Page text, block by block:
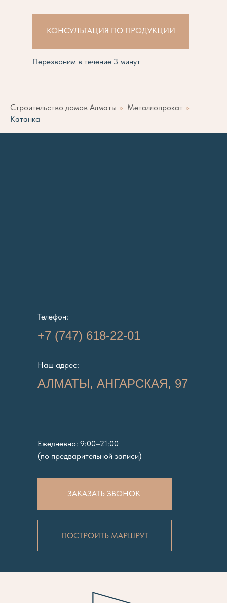
КОНСУЛЬТАЦИЯ ПО ПРОДУКЦИИ
Перезвоним в течение 3 минут
Строительство домов Алматы » Металлопрокат »
Катанка
Наш адрес:
+7 (747) 618-22-01
АЛМАТЫ, АНГАРСКАЯ, 97
ПОСТРОИТЬ МАРШРУТ
Телефон:
Ежедневно: 9:00–21:00
(по предварительной записи)
ЗАКАЗАТЬ ЗВОНОК